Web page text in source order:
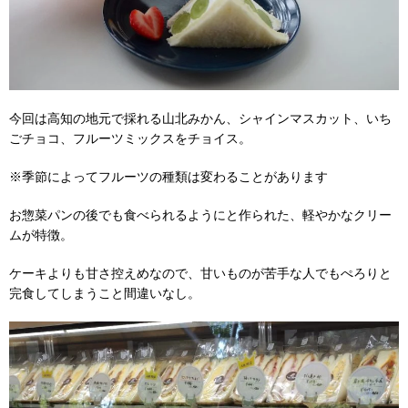
今回は高知の地元で採れる山北みかん、シャインマスカット、いち
ごチョコ、フルーツミックスをチョイス。
※季節によってフルーツの種類は変わることがあります
お惣菜パンの後でも食べられるようにと作られた、軽やかなクリー
ムが特徴。
ケーキよりも甘さ控えめなので、甘いものが苦手な人でもぺろりと
完食してしまうこと間違いなし。